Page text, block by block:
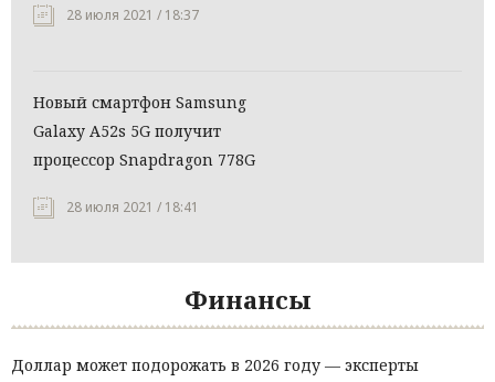
28 июля 2021 / 18:37
Новый смартфон Samsung
Galaxy A52s 5G получит
процессор Snapdragon 778G
28 июля 2021 / 18:41
Финансы
Доллар может подорожать в 2026 году — эксперты